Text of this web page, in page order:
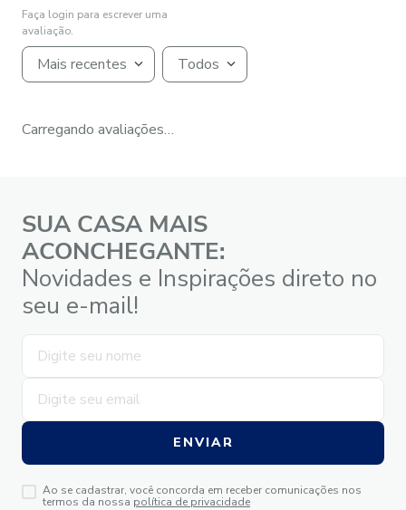
Faça login para escrever uma
avaliação.
Mais recentes Todos
Carregando avaliações…
SUA CASA MAIS
ACONCHEGANTE:
Novidades e Inspirações direto no
seu e-mail!
ENVIAR
Ao se cadastrar, você concorda em receber comunicações nos
termos da nossa política de privacidade